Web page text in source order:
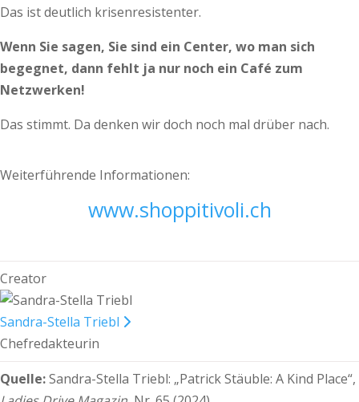
Das ist deutlich krisenresistenter.
Wenn Sie sagen, Sie sind ein Center, wo man sich
begegnet, dann fehlt ja nur noch ein Café zum
Netzwerken!
Das stimmt. Da denken wir doch noch mal drüber nach.
Weiterführende Informationen:
www.shoppitivoli.ch
Creator
Sandra-Stella Triebl
Chefredakteurin
Quelle:Sandra-Stella Triebl: „Patrick Stäuble: A Kind Place“,